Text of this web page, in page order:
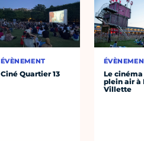
ÉVÈNEMENT
Ciné Quartier 13
Le cinéma
plein air à
Villette